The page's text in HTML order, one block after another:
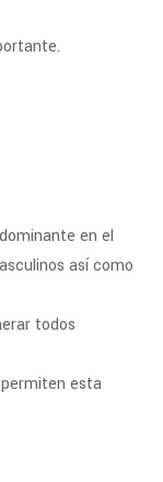
en el
así como
todos
esta